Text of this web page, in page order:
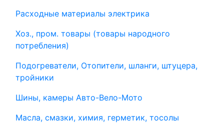
Расходные материалы электрика
Хоз., пром. товары (товары народного
потребления)
Подогреватели, Отопители, шланги, штуцера,
тройники
Шины, камеры Авто-Вело-Мото
Масла, смазки, химия, герметик, тосолы